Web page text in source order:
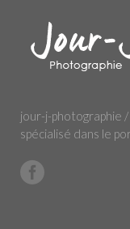
jour-j-photographie
spécialisé dans le